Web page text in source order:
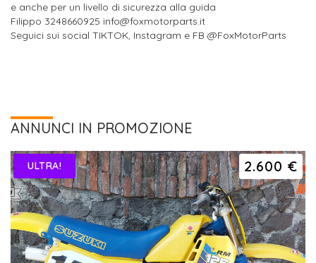
e anche per un livello di sicurezza alla guida
Filippo 3248660925 info@foxmotorparts.it
Seguici sui social TIKTOK, Instagram e FB @FoxMotorParts
ANNUNCI IN PROMOZIONE
2.600 €
ULTRA!